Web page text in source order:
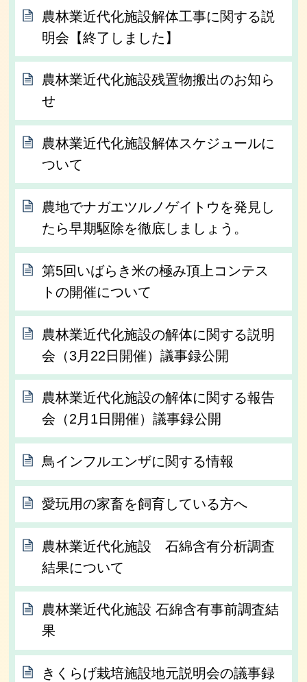
農林業近代化施設解体工事に関する説
明会【終了しました】
農林業近代化施設残置物搬出のお知ら
せ
農林業近代化施設解体スケジュールに
ついて
農地でナガエツルノゲイトウを発見し
たら早期駆除を徹底しましょう。
第5回いばらき米の極み頂上コンテス
トの開催について
農林業近代化施設の解体に関する説明
会（3月22日開催）議事録公開
農林業近代化施設の解体に関する報告
会（2月1日開催）議事録公開
鳥インフルエンザに関する情報
愛玩用の家畜を飼育している方へ
農林業近代化施設 石綿含有分析調査
結果について
農林業近代化施設 石綿含有事前調査結
果
きくらげ栽培施設地元説明会の議事録